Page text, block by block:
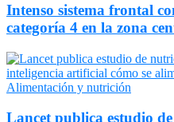
Intenso sistema frontal
categoría 4 en la zona
Alimentación y nutrición
Lancet publica estudio